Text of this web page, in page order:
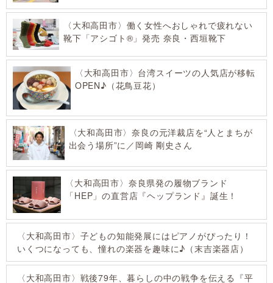
〈大和高田市〉働く女性へおしゃれで疲れない
靴下「アシゴト®」発売 奈良・西垣靴下
〈大和高田市〉台湾スイーツの人気店が移転
OPEN♪（花鳥豆花）
〈大和高田市〉奈良の元洋裁店を“人とまちが
出会う場所”に／岡崎 剛史さん
〈大和高田市〉奈良県発の履物ブランド
「HEP」の直営店『ヘップランド』誕生！
〈大和高田市〉子どもの知能発展にはピアノがぴ
ったり！いくつになっても、憧れの楽器を趣味に
♪（末吉楽器店）